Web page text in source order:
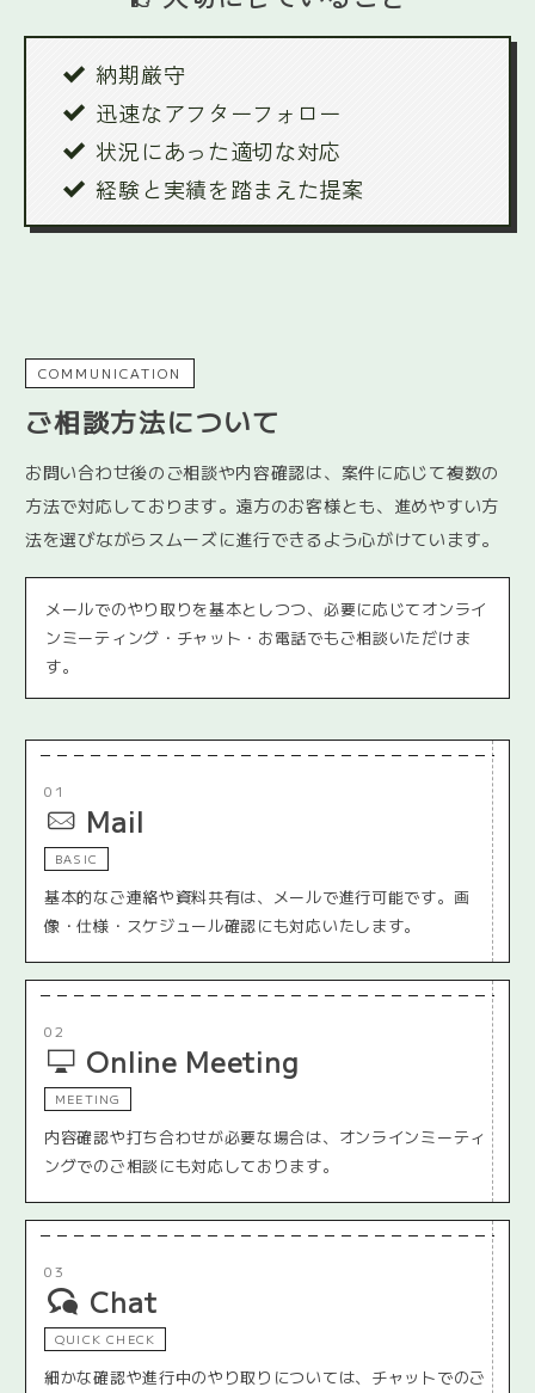
納期厳守
迅速なアフターフォロー
状況にあった適切な対応
経験と実績を踏まえた提案
COMMUNICATION
ご相談方法について
お問い合わせ後のご相談や内容確認は、案件に応じて複数の
方法で対応しております。遠方のお客様とも、進めやすい方
法を選びながらスムーズに進行できるよう心がけています。
メールでのやり取りを基本としつつ、必要に応じてオンライ
ンミーティング・チャット・お電話でもご相談いただけま
す。
01
Mail
BASIC
基本的なご連絡や資料共有は、メールで進行可能です。画
像・仕様・スケジュール確認にも対応いたします。
02
Online Meeting
MEETING
内容確認や打ち合わせが必要な場合は、オンラインミーティ
ングでのご相談にも対応しております。
03
Chat
QUICK CHECK
細かな確認や進行中のやり取りについては、チャットでのご